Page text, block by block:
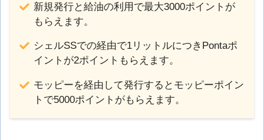
新規発行と給油の利用で最大3000ポイントが
もらえます。
シェルSSでの経由で1リットルにつきPontaポ
イントが2ポイントもらえます。
モッピーを経由して発行するとモッピーポイン
トで5000ポイントがもらえます。